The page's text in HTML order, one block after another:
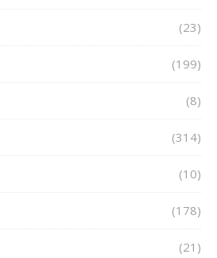
(23)
(199)
(8)
(314)
(10)
(178)
(21)